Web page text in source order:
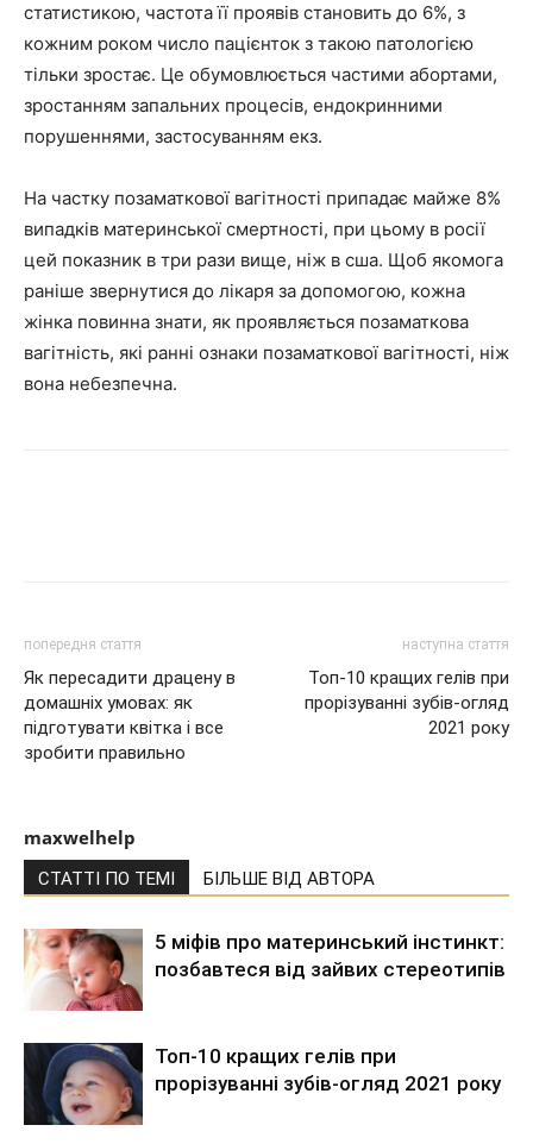
статистикою, частота її проявів становить до 6%, з
кожним роком число пацієнток з такою патологією
тільки зростає. Це обумовлюється частими абортами,
зростанням запальних процесів, ендокринними
порушеннями, застосуванням екз.
На частку позаматкової вагітності припадає майже 8%
випадків материнської смертності, при цьому в росії
цей показник в три рази вище, ніж в сша. Щоб якомога
раніше звернутися до лікаря за допомогою, кожна
жінка повинна знати, як проявляється позаматкова
вагітність, які ранні ознаки позаматкової вагітності, ніж
вона небезпечна.
попередня стаття
Як пересадити драцену в
домашніх умовах: як
підготувати квітка і все
зробити правильно
наступна стаття
Топ-10 кращих гелів при
прорізуванні зубів-огляд
2021 року
maxwelhelp
СТАТТІ ПО ТЕМІ БІЛЬШЕ ВІД АВТОРА
5 міфів про материнський інстинкт:
позбавтеся від зайвих стереотипів
Топ-10 кращих гелів при
прорізуванні зубів-огляд 2021 року